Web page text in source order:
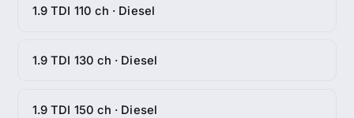
1.9 TDI 110 ch · Diesel
1.9 TDI 130 ch · Diesel
1.9 TDI 150 ch · Diesel